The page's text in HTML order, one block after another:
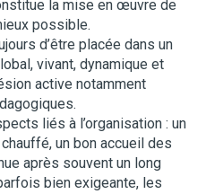
la mise en œuvre de
possible.
d’être placée dans un
vivant, dynamique et
active notamment
liés à l’organisation : un
un bon accueil des
après souvent un long
bien exigeante, les